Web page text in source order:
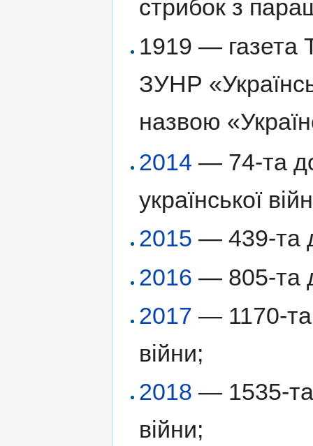
стрибок з
1919 — газета
ЗУНР
назвою
2014 — 74-та
української
2015 — 439-та
2016 — 805-та
2017 — 1170-та
війни;
2018 — 1535-та
війни;